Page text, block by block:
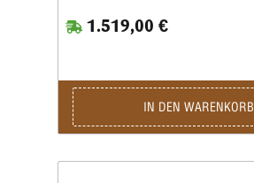
1.519,00 €
IN DEN WARENKORB